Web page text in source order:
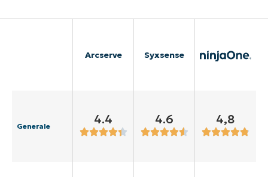
Arcserve Syxsense
Generale 4.4 4.6 4,8